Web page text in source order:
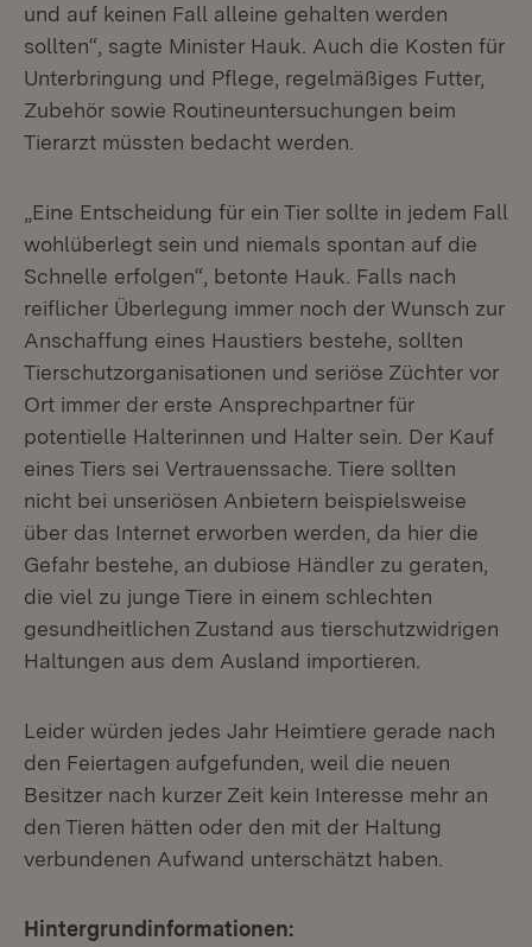
und auf keinen Fall alleine gehalten werden
sollten“, sagte Minister Hauk. Auch die Kosten für
Unterbringung und Pflege, regelmäßiges Futter,
Zubehör sowie Routineuntersuchungen beim
Tierarzt müssten bedacht werden.
„Eine Entscheidung für ein Tier sollte in jedem Fall
wohlüberlegt sein und niemals spontan auf die
Schnelle erfolgen“, betonte Hauk. Falls nach
reiflicher Überlegung immer noch der Wunsch zur
Anschaffung eines Haustiers bestehe, sollten
Tierschutzorganisationen und seriöse Züchter vor
Ort immer der erste Ansprechpartner für
potentielle Halterinnen und Halter sein. Der Kauf
eines Tiers sei Vertrauenssache. Tiere sollten
nicht bei unseriösen Anbietern beispielsweise
über das Internet erworben werden, da hier die
Gefahr bestehe, an dubiose Händler zu geraten,
die viel zu junge Tiere in einem schlechten
gesundheitlichen Zustand aus tierschutzwidrigen
Haltungen aus dem Ausland importieren.
Leider würden jedes Jahr Heimtiere gerade nach
den Feiertagen aufgefunden, weil die neuen
Besitzer nach kurzer Zeit kein Interesse mehr an
den Tieren hätten oder den mit der Haltung
verbundenen Aufwand unterschätzt haben.
Hintergrundinformationen: